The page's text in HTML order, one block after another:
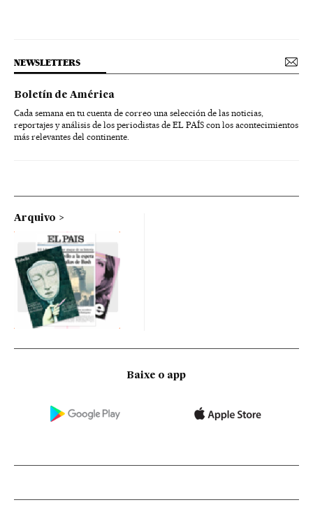
NEWSLETTERS
Boletín de América
Cada semana en tu cuenta de correo una selección de las noticias,
reportajes y análisis de los periodistas de EL PAÍS con los acontecimientos
más relevantes del continente.
Arquivo
Baixe o app